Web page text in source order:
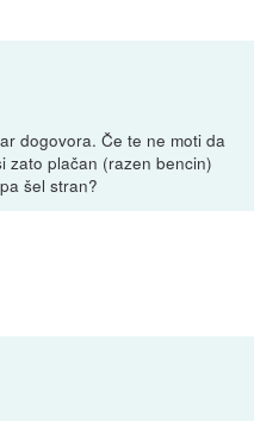
dogovora. Če te ne moti da
zato plačan (razen bencin)
šel stran?